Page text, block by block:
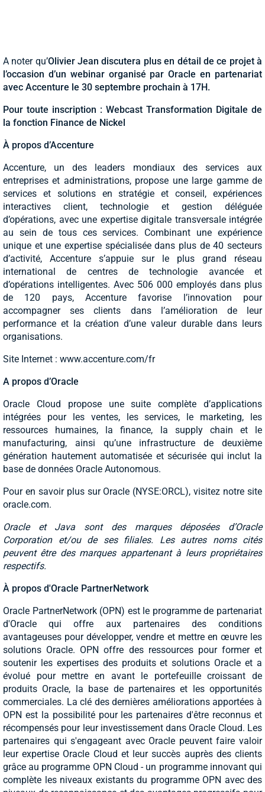
A noter qu’Olivier Jean discutera plus en détail de ce projet à
l’occasion d’un webinar organisé par Oracle en partenariat
avec Accenture le 30 septembre prochain à 17H.
Pour toute inscription : Webcast Transformation Digitale de
la fonction Finance de Nickel
À propos d’Accenture
Accenture, un des leaders mondiaux des services aux
entreprises et administrations, propose une large gamme de
services et solutions en stratégie et conseil, expériences
interactives client, technologie et gestion déléguée
d’opérations, avec une expertise digitale transversale intégrée
au sein de tous ces services. Combinant une expérience
unique et une expertise spécialisée dans plus de 40 secteurs
d’activité, Accenture s’appuie sur le plus grand réseau
international de centres de technologie avancée et
d’opérations intelligentes. Avec 506 000 employés dans plus
de 120 pays, Accenture favorise l’innovation pour
accompagner ses clients dans l’amélioration de leur
performance et la création d’une valeur durable dans leurs
organisations.
Site Internet : www.accenture.com/fr
A propos d’Oracle
Oracle Cloud propose une suite complète d’applications
intégrées pour les ventes, les services, le marketing, les
ressources humaines, la finance, la supply chain et le
manufacturing, ainsi qu’une infrastructure de deuxième
génération hautement automatisée et sécurisée qui inclut la
base de données Oracle Autonomous.
Pour en savoir plus sur Oracle (NYSE:ORCL), visitez notre site
oracle.com.
Oracle et Java sont des marques déposées d’Oracle
Corporation et/ou de ses filiales. Les autres noms cités
peuvent être des marques appartenant à leurs propriétaires
respectifs.
À propos d'Oracle PartnerNetwork
Oracle PartnerNetwork (OPN) est le programme de partenariat
d'Oracle qui offre aux partenaires des conditions
avantageuses pour développer, vendre et mettre en œuvre les
solutions Oracle. OPN offre des ressources pour former et
soutenir les expertises des produits et solutions Oracle et a
évolué pour mettre en avant le portefeuille croissant de
produits Oracle, la base de partenaires et les opportunités
commerciales. La clé des dernières améliorations apportées à
OPN est la possibilité pour les partenaires d'être reconnus et
récompensés pour leur investissement dans Oracle Cloud. Les
partenaires qui s'engageant avec Oracle peuvent faire valoir
leur expertise Oracle Cloud et leur succès auprès des clients
grâce au programme OPN Cloud - un programme innovant qui
complète les niveaux existants du programme OPN avec des